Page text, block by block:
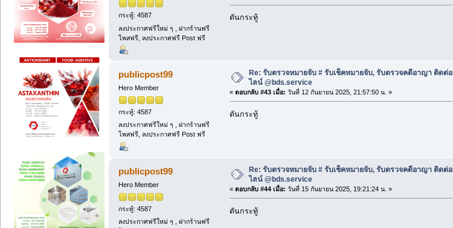
กระทู้: 4587
ลงประกาศฟรีใหม่ ๆ , ฝากร้านฟรี
โพสฟรี, ลงประกาศฟรี Post ฟรี
ดันกระทู้
publicpost99
Hero Member
กระทู้: 4587
ลงประกาศฟรีใหม่ ๆ , ฝากร้านฟรี
โพสฟรี, ลงประกาศฟรี Post ฟรี
Re: รับตรวจหมายจับ # รับเช็คหมายจับ, รับตรวจคดีอาญา ติดต่อ
ไลน์ @bds.service
« ตอบกลับ #43 เมื่อ: วันที่ 12 กันยายน 2025, 21:57:50 น. »
ดันกระทู้
publicpost99
Hero Member
กระทู้: 4587
ลงประกาศฟรีใหม่ ๆ , ฝากร้านฟรี
Re: รับตรวจหมายจับ # รับเช็คหมายจับ, รับตรวจคดีอาญา ติดต่อ
ไลน์ @bds.service
« ตอบกลับ #44 เมื่อ: วันที่ 15 กันยายน 2025, 19:21:24 น. »
ดันกระทู้